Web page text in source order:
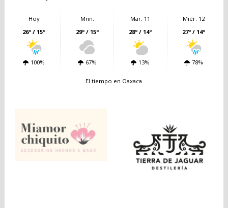
Hoy
26º / 15º
100%
Mñn.
29º / 15º
67%
Mar. 11
28º / 14º
13%
Miér. 12
27º / 14º
78%
El tiempo en Oaxaca